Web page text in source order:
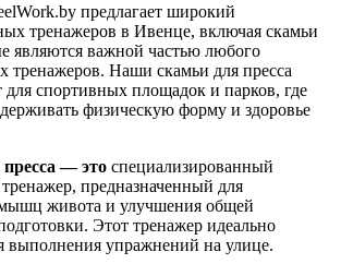
предлагает широкий
тренажеров в Ивенце, включая скамьи
являются важной частью любого
тренажеров. Наши скамьи для пресса
для спортивных площадок и парков, где
физическую форму и здоровье
— это специализированный
предназначенный для
живота и улучшения общей
Этот тренажер идеально
выполнения упражнений на улице.